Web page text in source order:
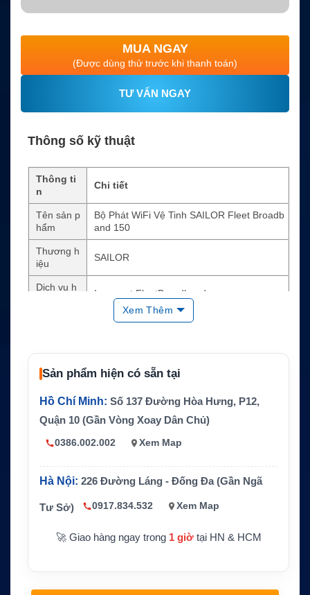
MUA NGAY
(Được dùng thử trước khi thanh toán)
TƯ VẤN NGAY
Thông số kỹ thuật
Thông ti
n
Chi tiết
Tên sản p
hẩm
Bộ Phát WiFi Vệ Tinh SAILOR Fleet Broadb
and 150
Thương h
iệu
SAILOR
Dịch vụ h
Inmarsat FleetBroadband
liệu
Standard IP lên đến khoảng 150 kbps
Kết nối ch
ính
LAN, web interface, chia sẻ WiFi qua thiết bị
mạng phù hợp
ỗ trợ
h phù hợp
Ghi chú Không kèm tay cầm IP
Xem Thêm
Sản phẩm hiện có sẵn tại
Hồ Chí Minh: Số 137 Đường Hòa Hưng, P12,
Quận 10 (Gần Vòng Xoay Dân Chủ)
0386.002.002 Xem Map
Hà Nội: 226 Đường Láng - Đống Đa (Gần Ngã
Tư Sở) 0917.834.532 Xem Map
🚀 Giao hàng ngay trong 1 giờtại HN & HCM